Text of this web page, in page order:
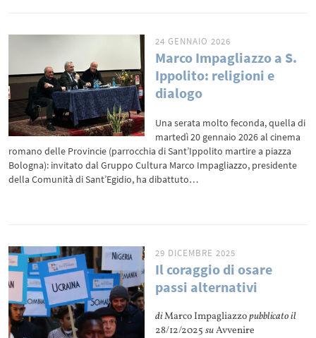
24 GENNAIO 2026
Marco Impagliazzo a S.
Ippolito: religioni e
dialogo
Una serata molto feconda, quella di
martedì 20 gennaio 2026 al cinema
romano delle Provincie (parrocchia di Sant’Ippolito martire a piazza
Bologna): invitato dal Gruppo Cultura Marco Impagliazzo, presidente
della Comunità di Sant’Egidio, ha dibattuto…
29 DICEMBRE 2025
Il coraggio di osare
passi alternativi
diMarco Impagliazzopubblicato il
28/12/2025suAvvenire